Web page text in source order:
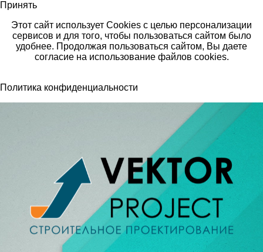
Принять
Этот сайт использует Cookies с целью персонализации
сервисов и для того, чтобы пользоваться сайтом было
удобнее. Продолжая пользоваться сайтом, Вы даете
согласие на использование файлов cookies.
Политика конфиденциальности